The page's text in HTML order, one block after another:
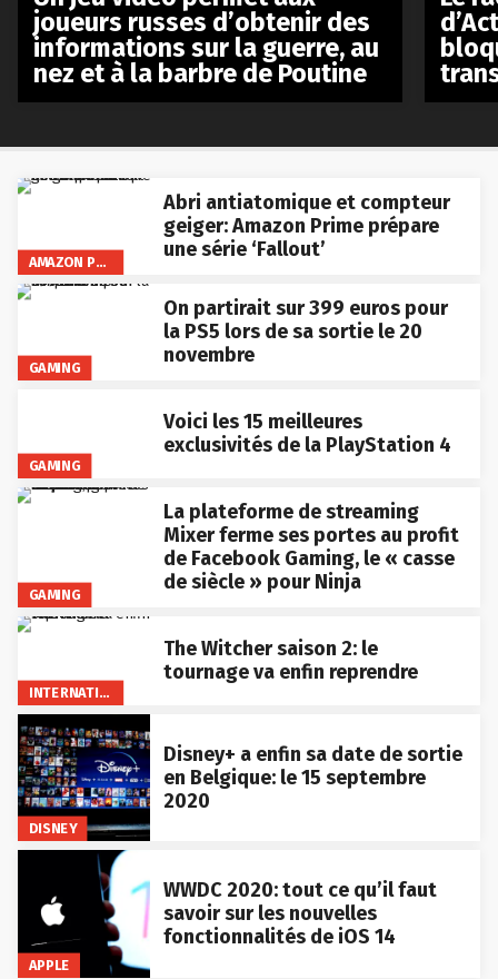
AMAZON PRIME VIDEO
Abri antiatomique et compteur
geiger: Amazon Prime prépare
une série ‘Fallout’
GAMING
On partirait sur 399 euros pour
la PS5 lors de sa sortie le 20
novembre
GAMING
Voici les 15 meilleures
exclusivités de la PlayStation 4
GAMING
La plateforme de streaming
Mixer ferme ses portes au profit
de Facebook Gaming, le « casse
de siècle » pour Ninja
INTERNATIONAL
The Witcher saison 2: le
tournage va enfin reprendre
DISNEY
Disney+ a enfin sa date de sortie
en Belgique: le 15 septembre
2020
APPLE
WWDC 2020: tout ce qu’il faut
savoir sur les nouvelles
fonctionnalités de iOS 14
joueurs russes d’obtenir des
informations sur la guerre, au
nez et à la barbre de Poutine